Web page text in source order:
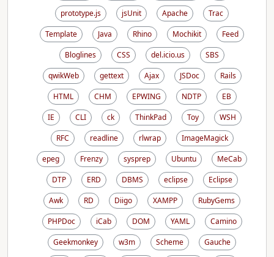
prototype.js
jsUnit Apache
Trac
Template
Java Rhino Mochikit
Feed
Bloglines
CSS del.icio.us
SBS
qwikWeb
gettext Ajax JSDoc
Rails
HTML
CHM EPWING NDTP
EB
IE
CLI ck ThinkPad Toy
WSH
RFC
readline rlwrap
ImageMagick
epeg
Frenzy sysprep Ubuntu
MeCab
DTP
ERD DBMS eclipse
Eclipse
Awk
RD Diigo XAMPP
RubyGems
PHPDoc
iCab DOM YAML
Camino
Geekmonkey
w3m Scheme
Gauche